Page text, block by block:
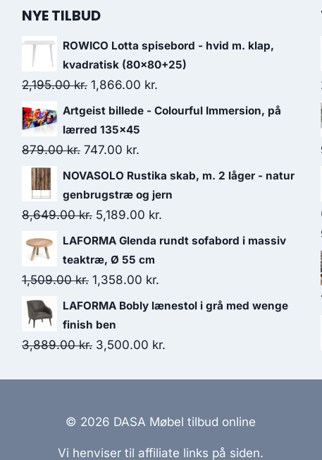
NYE TILBUD
ROWICO Lotta spisebord - hvid m. klap,
kvadratisk (80x80+25)
2,195.00kr. 1,866.00 kr.
Artgeist billede - Colourful Immersion, på
lærred 135x45
879.00kr. 747.00 kr.
NOVASOLO Rustika skab, m. 2 låger - natur
genbrugstræ og jern
8,649.00kr. 5,189.00 kr.
LAFORMA Glenda rundt sofabord i massiv
teaktræ, Ø 55 cm
1,509.00kr. 1,358.00 kr.
LAFORMA Bobly lænestol i grå med wenge
finish ben
3,889.00kr. 3,500.00 kr.
© 2026 DASA Møbel tilbud online
Vi henviser til affiliate links på siden.